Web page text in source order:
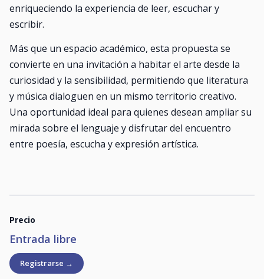
enriqueciendo la experiencia de leer, escuchar y
escribir.
Más que un espacio académico, esta propuesta se
convierte en una invitación a habitar el arte desde la
curiosidad y la sensibilidad, permitiendo que literatura
y música dialoguen en un mismo territorio creativo.
Una oportunidad ideal para quienes desean ampliar su
mirada sobre el lenguaje y disfrutar del encuentro
entre poesía, escucha y expresión artística.
Precio
Entrada libre
Registrarse →